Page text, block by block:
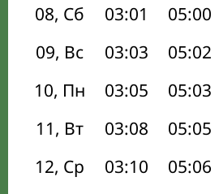
08, Сб
03:01 05:00
09, Вс
03:03 05:02
10, Пн
03:05 05:03
11, Вт
03:08 05:05
12, Ср
03:10 05:06